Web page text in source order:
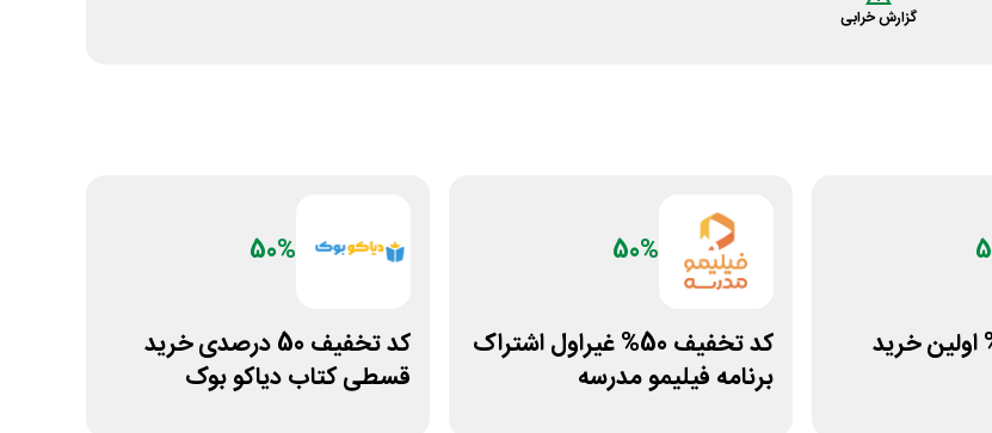
گزارش خرابی
50% اولین خرید
50%
کد تخفیف 50% غیراول اشتراک
برنامه فیلیمو مدرسه
50%
کد تخفیف 50 درصدی خرید
قسطی کتاب دیاکو بوک